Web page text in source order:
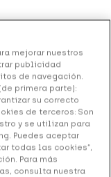
Negro 40
40 Izquierdo
que necesiten
mejorar nuestros
publicidad
de navegación.
primera parte):
su correcto
de terceros: Son
y se utilizan para
Puedes aceptar
todas las cookies”,
Para más
consulta nuestra